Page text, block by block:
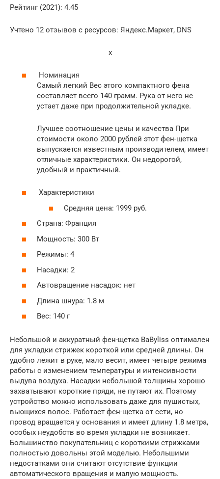
Рейтинг (2021): 4.45
Учтено 12 отзывов с ресурсов: Яндекс.Маркет, DNS
x
Номинация
Самый легкий Вес этого компактного фена
составляет всего 140 грамм. Рука от него не
устает даже при продолжительной укладке.
Лучшее соотношение цены и качества При
стоимости около 2000 рублей этот фен-щетка
выпускается известным производителем, имеет
отличные характеристики. Он недорогой,
удобный и практичный.
Характеристики
Средняя цена: 1999 руб.
Страна: Франция
Мощность: 300 Вт
Режимы: 4
Насадки: 2
Автовращение насадок: нет
Длина шнура: 1.8 м
Вес: 140 г
Небольшой и аккуратный фен-щетка BaByliss оптимален
для укладки стрижек короткой или средней длины. Он
удобно лежит в руке, мало весит, имеет четыре режима
работы с изменением температуры и интенсивности
выдува воздуха. Насадки небольшой толщины хорошо
захватывают короткие пряди, не путают их. Поэтому
устройство можно использовать даже для пушистых,
вьющихся волос. Работает фен-щетка от сети, но
провод вращается у основания и имеет длину 1.8 метра,
особых неудобств во время укладки не возникает.
Большинство покупательниц с короткими стрижками
полностью довольны этой моделью. Небольшими
недостатками они считают отсутствие функции
автоматического вращения и малую мощность.